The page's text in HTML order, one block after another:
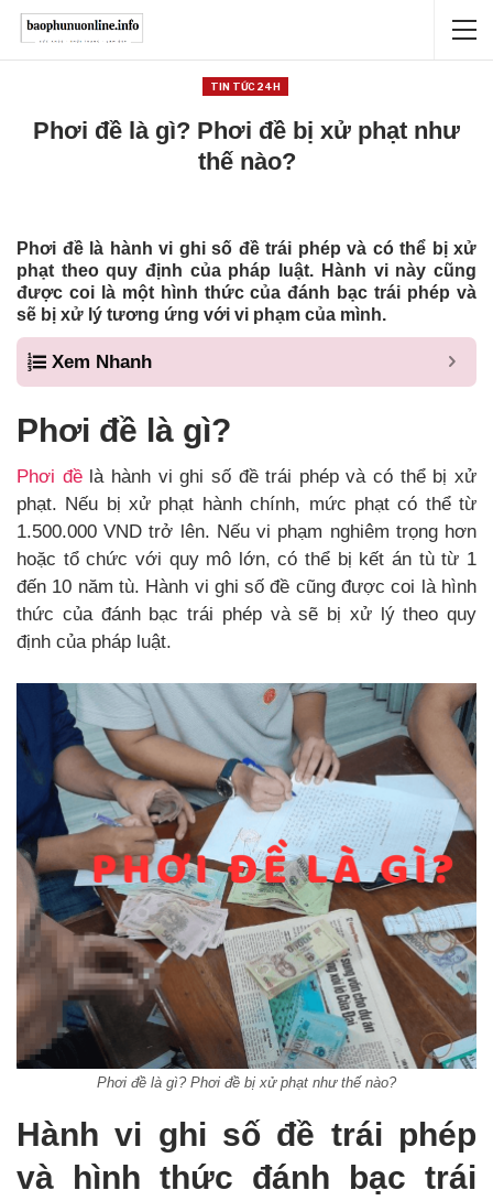
TIN TỨC 24H
Phơi đề là gì? Phơi đề bị xử phạt như
thế nào?
Phơi đề là hành vi ghi số đề trái phép và có thể bị xử
phạt theo quy định của pháp luật. Hành vi này cũng
được coi là một hình thức của đánh bạc trái phép và
sẽ bị xử lý tương ứng với vi phạm của mình.
Xem Nhanh
Phơi đề là gì?
Phơi đềlà hành vi ghi số đề trái phép và có thể bị xử
phạt. Nếu bị xử phạt hành chính, mức phạt có thể từ
1.500.000 VND trở lên. Nếu vi phạm nghiêm trọng hơn
hoặc tổ chức với quy mô lớn, có thể bị kết án tù từ 1
đến 10 năm tù. Hành vi ghi số đề cũng được coi là hình
thức của đánh bạc trái phép và sẽ bị xử lý theo quy
định của pháp luật.
Phơi đề là gì? Phơi đề bị xử phạt như thế nào?
Hành vi ghi số đề trái phép
và hình thức đánh bạc trái